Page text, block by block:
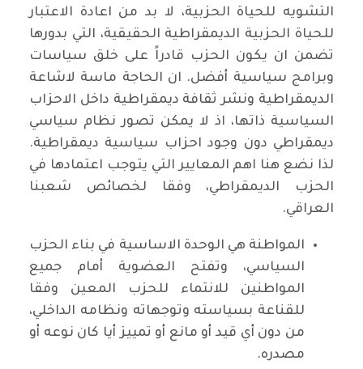
التشويه للحياة الحزبية، لا بد من اعادة الاعتبار
للحياة الحزبية الديمقراطية الحقيقية، التي بدورها
تضمن ان يكون الحزب قادراً على خلق سياسات
وبرامج سياسية أفضل. ان الحاجة ماسة لاشاعة
الديمقراطية ونشر ثقافة ديمقراطية داخل الاحزاب
السياسية ذاتها، اذ لا يمكن تصور نظام سياسي
ديمقراطي دون وجود احزاب سياسية ديمقراطية.
لذا نضع هنا اهم المعايير التي يتوجب اعتمادها في
الحزب الديمقراطي، وفقا لخصائص شعبنا
العراقي.
المواطنة هي الوحدة الاساسية في بناء الحزب
السياسي، وتفتح العضوية أمام جميع
المواطنين للانتماء للحزب المعين وفقا
للقناعة بسياسته وتوجهاته ونظامه الداخلي،
من دون أي قيد أو مانع أو تمييز أيا كان نوعه أو
مصدره.